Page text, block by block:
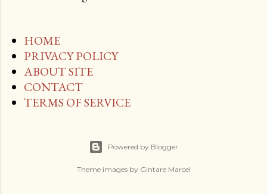
HOME
PRIVACY POLICY
ABOUT SITE
CONTACT
TERMS OF SERVICE
Powered by Blogger
Theme images by Gintare Marcel